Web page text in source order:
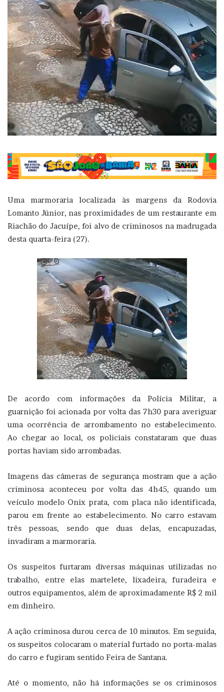
Uma marmoraria localizada às margens da Rodovia
Lomanto Júnior, nas proximidades de um restaurante em
Riachão do Jacuípe, foi alvo de criminosos na madrugada
desta quarta-feira (27).
De acordo com informações da Polícia Militar, a
guarnição foi acionada por volta das 7h30 para averiguar
uma ocorrência de arrombamento no estabelecimento.
Ao chegar ao local, os policiais constataram que duas
portas haviam sido arrombadas.
Imagens das câmeras de segurança mostram que a ação
criminosa aconteceu por volta das 4h45, quando um
veículo modelo Onix prata, com placa não identificada,
parou em frente ao estabelecimento. No carro estavam
três pessoas, sendo que duas delas, encapuzadas,
invadiram a marmoraria.
Os suspeitos furtaram diversas máquinas utilizadas no
trabalho, entre elas martelete, lixadeira, furadeira e
outros equipamentos, além de aproximadamente R$ 2 mil
em dinheiro.
A ação criminosa durou cerca de 10 minutos. Em seguida,
os suspeitos colocaram o material furtado no porta-malas
do carro e fugiram sentido Feira de Santana.
Até o momento, não há informações se os criminosos